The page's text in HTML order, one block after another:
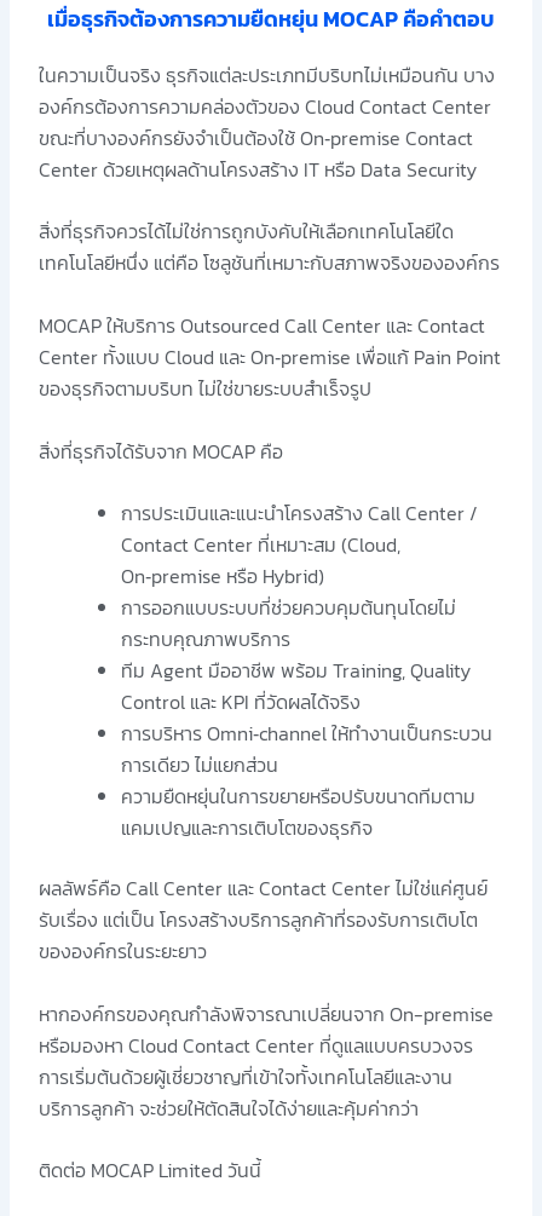
เมื่อธุรกิจต้องการความยืดหยุ่น MOCAP คือคำตอบ
ในความเป็นจริง ธุรกิจแต่ละประเภทมีบริบทไม่เหมือนกัน บาง
องค์กรต้องการความคล่องตัวของ Cloud Contact Center
ขณะที่บางองค์กรยังจำเป็นต้องใช้ On‑premise Contact
Center ด้วยเหตุผลด้านโครงสร้าง IT หรือ Data Security
สิ่งที่ธุรกิจควรได้ไม่ใช่การถูกบังคับให้เลือกเทคโนโลยีใด
เทคโนโลยีหนึ่ง แต่คือ โซลูชันที่เหมาะกับสภาพจริงขององค์กร
MOCAP ให้บริการ Outsourced Call Center และ Contact
Center ทั้งแบบ Cloud และ On‑premise เพื่อแก้ Pain Point
ของธุรกิจตามบริบท ไม่ใช่ขายระบบสำเร็จรูป
สิ่งที่ธุรกิจได้รับจาก MOCAP คือ
การประเมินและแนะนำโครงสร้าง Call Center /
Contact Center ที่เหมาะสม (Cloud,
On‑premise หรือ Hybrid)
การออกแบบระบบที่ช่วยควบคุมต้นทุนโดยไม่
กระทบคุณภาพบริการ
ทีม Agent มืออาชีพ พร้อม Training, Quality
Control และ KPI ที่วัดผลได้จริง
การบริหาร Omni‑channel ให้ทำงานเป็นกระบวน
การเดียว ไม่แยกส่วน
ความยืดหยุ่นในการขยายหรือปรับขนาดทีมตาม
แคมเปญและการเติบโตของธุรกิจ
ผลลัพธ์คือ Call Center และ Contact Center ไม่ใช่แค่ศูนย์
รับเรื่อง แต่เป็น โครงสร้างบริการลูกค้าที่รองรับการเติบโต
ขององค์กรในระยะยาว
หากองค์กรของคุณกำลังพิจารณาเปลี่ยนจาก On-premise
หรือมองหา Cloud Contact Center ที่ดูแลแบบครบวงจร
การเริ่มต้นด้วยผู้เชี่ยวชาญที่เข้าใจทั้งเทคโนโลยีและงาน
บริการลูกค้า จะช่วยให้ตัดสินใจได้ง่ายและคุ้มค่ากว่า
ติดต่อ MOCAP Limited วันนี้